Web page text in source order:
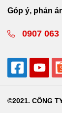
Góp ý, phản
0907 063
©2021. CÔNG